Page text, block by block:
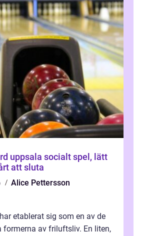
socialt spel, lätt
att sluta
Alice Pettersson
etablerat sig som en av de
formerna av friluftsliv. En liten,